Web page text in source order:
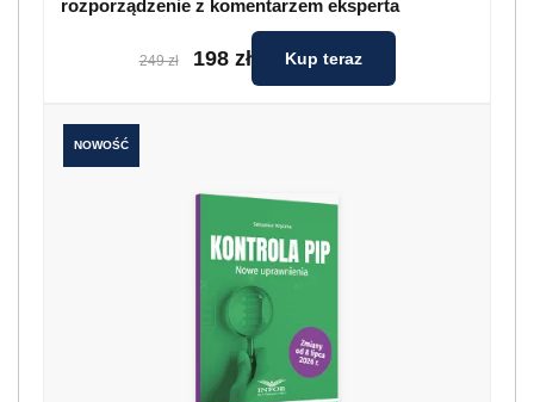
rozporządzenie z komentarzem eksperta
249 zł 198 zł Kup teraz
NOWOŚĆ